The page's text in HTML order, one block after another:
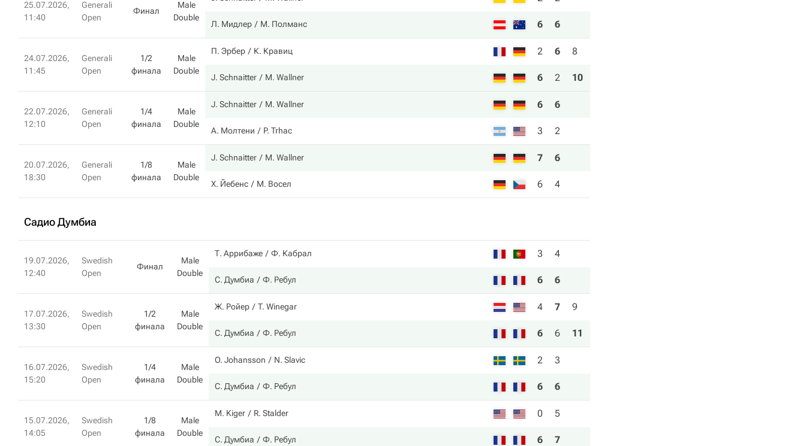
25.07.2026,
11:40
Generali
Open
Финал
Male
Double
Л. Мидлер М. Полманс 6 6
24.07.2026,
11:45
Generali
Open
1/2
финала
Male
Double
П. Эрбер К. Кравиц 2 6 8
J. Schnaitter M. Wallner 6 2 10
22.07.2026,
12:10
Generali
Open
1/4
финала
Male
Double
J. Schnaitter M. Wallner 6 6
А. Молтени P. Trhac 3 2
20.07.2026,
18:30
Generali
Open
1/8
финала
Male
Double
J. Schnaitter M. Wallner 7 6
Х. Йебенс М. Восел 6 4
Садио Думбиа
19.07.2026,
12:40
Swedish
Open
Финал
Male
Double
Т. Аррибаже Ф. Кабрал 3 4
С. Думбиа Ф. Ребул 6 6
17.07.2026,
13:30
Swedish
Open
1/2
финала
Male
Double
Ж. Ройер T. Winegar 4 7 9
С. Думбиа Ф. Ребул 6 6 11
16.07.2026,
15:20
Swedish
Open
1/4
финала
Male
Double
O. Johansson N. Slavic 2 3
С. Думбиа Ф. Ребул 6 6
15.07.2026,
14:05
Swedish
Open
1/8
финала
Male
Double
M. Kiger R. Stalder 0 5
С. Думбиа Ф. Ребул 6 7